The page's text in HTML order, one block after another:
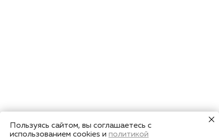
Пользуясь сайтом, вы соглашаетесь с
использованием cookies и политикой